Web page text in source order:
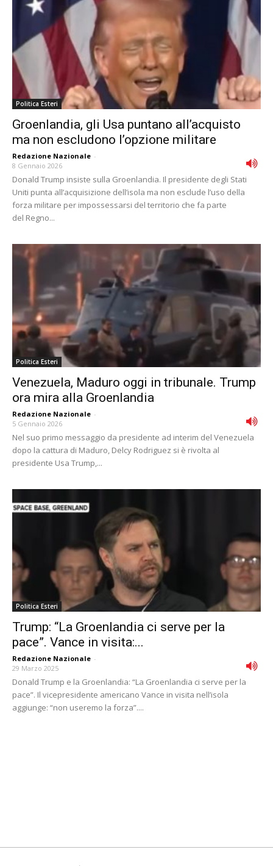
Politica Esteri
Groenlandia, gli Usa puntano all’acquisto
ma non escludono l’opzione militare
Redazione Nazionale -
8 Gennaio 2026
Donald Trump insiste sulla Groenlandia. Il presidente degli Stati
Uniti punta all’acquisizione dell’isola ma non esclude l’uso della
forza militare per impossessarsi del territorio che fa parte
del Regno...
Politica Esteri
Venezuela, Maduro oggi in tribunale. Trump
ora mira alla Groenlandia
Redazione Nazionale -
5 Gennaio 2026
Nel suo primo messaggio da presidente ad interim del Venezuela
dopo la cattura di Maduro, Delcy Rodriguez si è rivolta al
presidente Usa Trump,...
Politica Esteri
Trump: “La Groenlandia ci serve per la
pace”. Vance in visita:...
Redazione Nazionale -
29 Marzo 2025
Donald Trump e la Groenlandia: “La Groenlandia ci serve per la
pace”. Il vicepresidente americano Vance in visita nell’isola
aggiunge: “non useremo la forza”....